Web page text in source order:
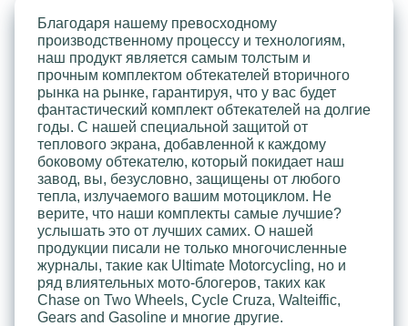
Благодаря нашему превосходному
производственному процессу и технологиям,
наш продукт является самым толстым и
прочным комплектом обтекателей вторичного
рынка на рынке, гарантируя, что у вас будет
фантастический комплект обтекателей на долгие
годы. С нашей специальной защитой от
теплового экрана, добавленной к каждому
боковому обтекателю, который покидает наш
завод, вы, безусловно, защищены от любого
тепла, излучаемого вашим мотоциклом. Не
верите, что наши комплекты самые лучшие?
услышать это от лучших самих. О нашей
продукции писали не только многочисленные
журналы, такие как Ultimate Motorcycling, но и
ряд влиятельных мото-блогеров, таких как
Chase on Two Wheels, Cycle Cruza, Walteiffic,
Gears and Gasoline и многие другие.